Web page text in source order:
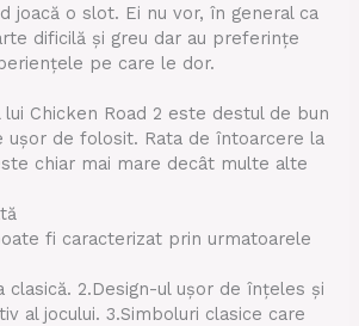
joacă o slot. Ei nu vor, în general ca
dificilă și greu dar au preferințe
pe care le dor.
lui Chicken Road 2 este destul de bun
ușor de folosit. Rata de întoarcere la
chiar mai mare decât multe alte
fi caracterizat prin urmatoarele
clasică. 2.Design-ul ușor de înțeles și
al jocului. 3.Simboluri clasice care